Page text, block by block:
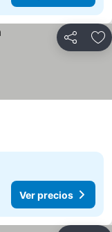
Compartir
Ver precios